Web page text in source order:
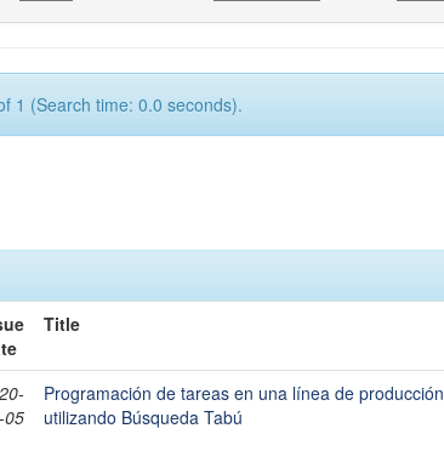
1 (Search time: 0.0 seconds).
Title
05
Programación de tareas en una línea de producción
utilizando Búsqueda Tabú